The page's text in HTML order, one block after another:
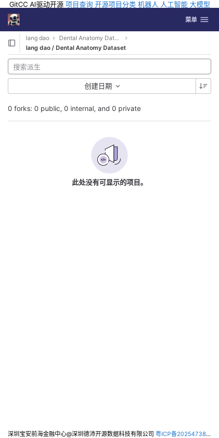
GitCC AI驱动开源 项目查询 开源项目分类 机器人 人工智能 大模型
排行
Skip to content
GitLab 切换导航
菜单
lang dao
Dental Anatomy Dataset
lang dao / Dental Anatomy Dataset
0 forks: 0 public, 0 internal, and 0 private
创建日期
此处没有可显示的项目。
深圳宝安前海金融中心@深圳德沛开源数据科技有限公司 粤ICP备2025473821号-2